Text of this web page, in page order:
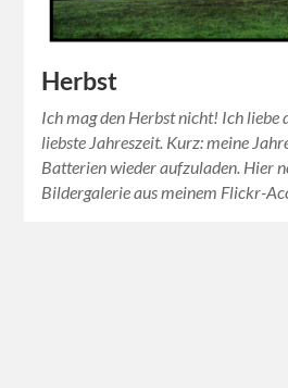
Herbst
Ich mag den Herbst nicht! Ich liebe
liebste Jahreszeit. Kurz: meine
Batterien wieder aufzuladen. Hier
Bildergalerie aus meinem Flickr-